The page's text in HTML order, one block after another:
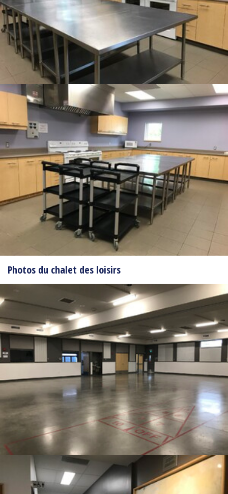
Photos du chalet des loisirs